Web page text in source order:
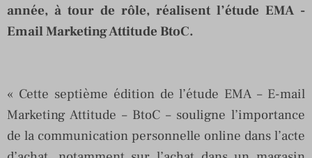
année, à tour de rôle, réalisent l’étude EMA -
Email Marketing Attitude BtoC.
« Cette septième édition de l’étude EMA – E-mail
Marketing Attitude – BtoC – souligne l’importance
de la communication personnelle online dans l’acte